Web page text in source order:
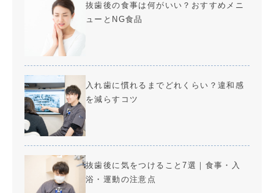
抜歯後の食事は何がいい？おすすめメニ
ューとNG食品
入れ歯に慣れるまでどれくらい？違和感
を減らすコツ
抜歯後に気をつけること7選｜食事・入
浴・運動の注意点